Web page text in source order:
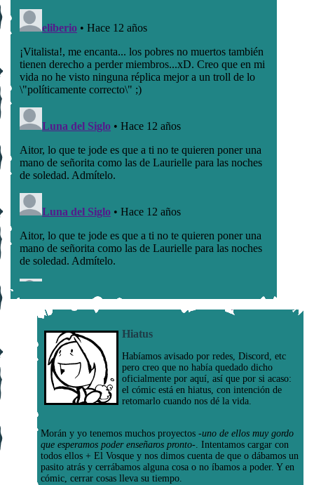
Hiatus
Habíamos avisado por redes, Discord, etc
pero creo que no había quedado dicho
oficialmente por aquí, así que por si acaso:
el cómic está en hiatus, con intención de
retomarlo cuando nos dé la vida.
Morán y yo tenemos muchos proyectos -uno de ellos muy gordo
que esperamos poder enseñaros pronto-. Intentamos cargar con
todos ellos + El Vosque y nos dimos cuenta de que o dábamos un
pasito atrás y cerrábamos alguna cosa o no íbamos a poder. Y en
cómic, cerrar cosas lleva su tiempo.